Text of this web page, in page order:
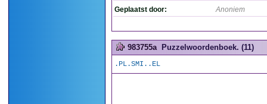
Geplaatst door: Anoniem
983755a Puzzelwoordenboek. (11)
.PL.SMI..EL